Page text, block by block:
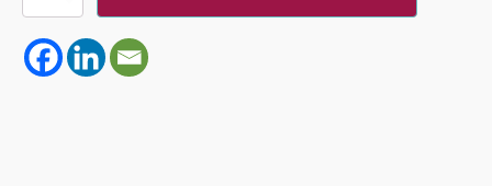
Valves
TR414
tubeless
longues